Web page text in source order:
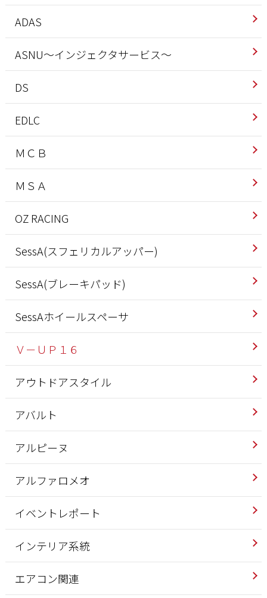
ADAS
ASNU～インジェクタサービス～
DS
EDLC
ＭＣＢ
ＭＳＡ
OZ RACING
SessA(スフェリカルアッパー)
SessA(ブレーキパッド)
SessAホイールスペーサ
Ｖ－ＵＰ１６
アウトドアスタイル
アバルト
アルピーヌ
アルファロメオ
イベントレポート
インテリア系統
エアコン関連